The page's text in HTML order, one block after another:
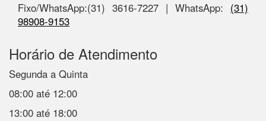
Fixo/WhatsApp:(31) 3616-7227 | WhatsApp: (31)
98908-9153
Horário de Atendimento
Segunda a Quinta
08:00 até 12:00
13:00 até 18:00